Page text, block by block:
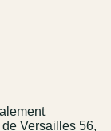
Versailles 56,